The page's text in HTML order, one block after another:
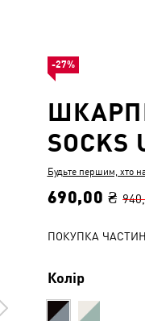
SOCKS
Будьте першим, хто
690,00 ₴
ПОКУПКА
Колір
-27%